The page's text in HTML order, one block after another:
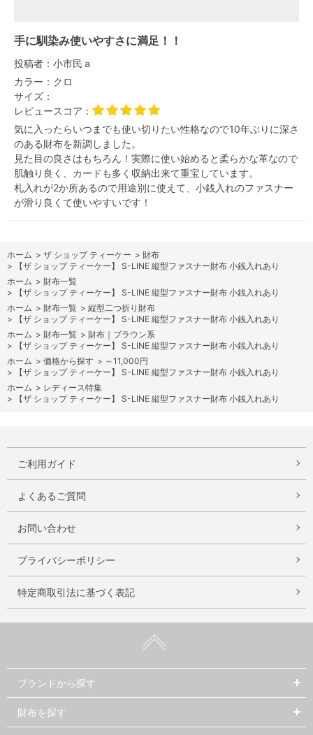
手に馴染み使いやすさに満足！！
投稿者： 小市民ａ
カラー： クロ
サイズ：
レビュースコア：
気に入ったらいつまでも使い切りたい性格なので10年ぶりに深さ
のある財布を新調しました。
見た目の良さはもちろん！実際に使い始めると柔らかな革なので
肌触り良く、カードも多く収納出来て重宝しています。
札入れが2か所あるので用途別に使えて、小銭入れのファスナー
が滑り良くて使いやすいです！
ホーム > ザ ショップ ティーケー > 財布
>
【ザ ショップ ティーケー】 S-LINE 縦型ファスナー財布 小銭入れあり
ホーム > 財布一覧
>
【ザ ショップ ティーケー】 S-LINE 縦型ファスナー財布 小銭入れあり
ホーム > 財布一覧 > 縦型二つ折り財布
>
【ザ ショップ ティーケー】 S-LINE 縦型ファスナー財布 小銭入れあり
ホーム > 財布一覧 > 財布｜ブラウン系
>
【ザ ショップ ティーケー】 S-LINE 縦型ファスナー財布 小銭入れあり
ホーム > 価格から探す > ～11,000円
>
【ザ ショップ ティーケー】 S-LINE 縦型ファスナー財布 小銭入れあり
ホーム > レディース特集
>
【ザ ショップ ティーケー】 S-LINE 縦型ファスナー財布 小銭入れあり
ご利用ガイド
よくあるご質問
お問い合わせ
プライバシーポリシー
特定商取引法に基づく表記
ブランドから探す
財布を探す